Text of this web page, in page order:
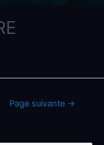
Page suivante →